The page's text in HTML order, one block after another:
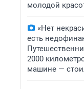
молодой
«Нет
есть
2000
машине —